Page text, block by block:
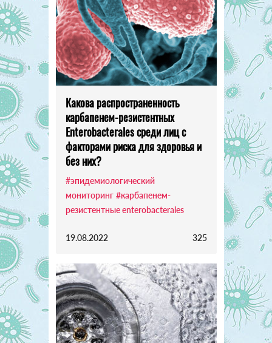
Какова распространенность
карбапенем-резистентных
Enterobacterales среди лиц с
факторами риска для здоровья и
без них?
#эпидемиологический
мониторинг #карбапенем-
резистентные enterobacterales
19.08.2022 325